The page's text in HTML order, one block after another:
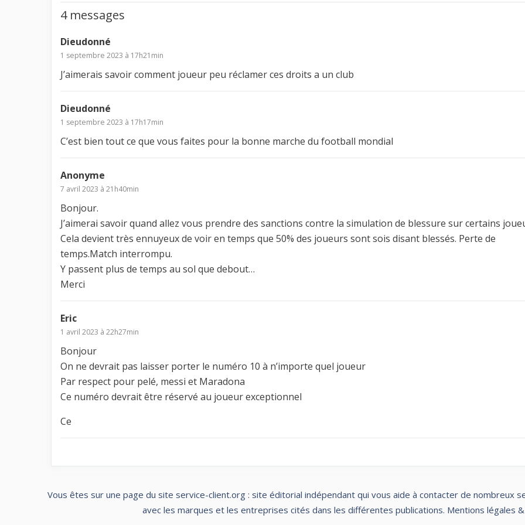
4 messages
Dieudonné
1 septembre 2023 à 17h21min
J’aimerais savoir comment joueur peu réclamer ces droits a un club
Dieudonné
1 septembre 2023 à 17h17min
C’est bien tout ce que vous faites pour la bonne marche du football mondial
Anonyme
7 avril 2023 à 21h40min
Bonjour.
J’aimerai savoir quand allez vous prendre des sanctions contre la simulation de blessure sur certains
Cela devient très ennuyeux de voir en temps que 50% des joueurs sont sois disant blessés. Perte de
temps.Match interrompu.
Y passent plus de temps au sol que debout…
Merci
Eric
1 avril 2023 à 22h27min
Bonjour
On ne devrait pas laisser porter le numéro 10 à n’importe quel joueur
Par respect pour pelé, messi et Maradona
Ce numéro devrait être réservé au joueur exceptionnel
Ce
Vous êtes sur une page du site service-client.org : site éditorial indépendant qui vous aide à contacter de nombreux
avec les marques et les entreprises cités dans les différentes publications. Mentions légales